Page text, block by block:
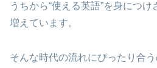
うちから“使える英語”を身につ
増えています。
そんな時代の流れにぴったり合う